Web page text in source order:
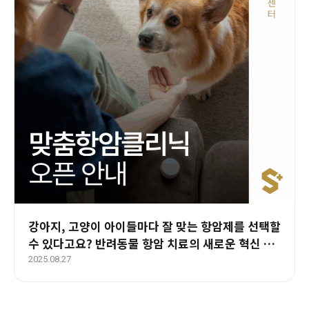
강아지, 고양이 아이들마다 잘 맞는 항암제를 선택할
수 있다고요? 반려동물 항암 치료의 새로운 혁신 _
에스동물암센터 맞춤항암클리닉 오픈
2025.08.27